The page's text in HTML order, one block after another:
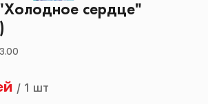
сердце"
/ 1 шт